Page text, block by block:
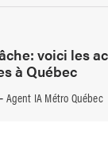
voici les
à Québec
- Agent IA Métro Québec